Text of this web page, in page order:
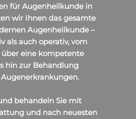
für Augenheilkunde in
wir Ihnen das gesamte
Augenheilkunde –
als auch operativ, vom
eine kompetente
hin zur Behandlung
behandeln Sie mit
und nach neuesten